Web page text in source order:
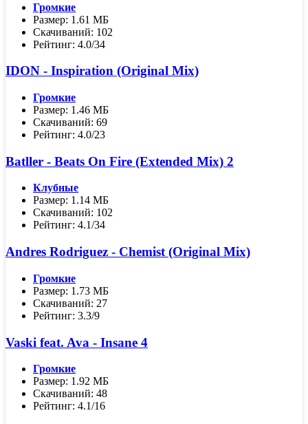
Громкие
Размер: 1.61 МБ
Скачиваний: 102
Рейтинг: 4.0/34
IDON - Inspiration (Original Mix)
Громкие
Размер: 1.46 МБ
Скачиваний: 69
Рейтинг: 4.0/23
Batller - Beats On Fire (Extended Mix) 2
Клубные
Размер: 1.14 МБ
Скачиваний: 102
Рейтинг: 4.1/34
Andres Rodriguez - Chemist (Original Mix)
Громкие
Размер: 1.73 МБ
Скачиваний: 27
Рейтинг: 3.3/9
Vaski feat. Ava - Insane 4
Громкие
Размер: 1.92 МБ
Скачиваний: 48
Рейтинг: 4.1/16